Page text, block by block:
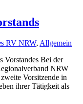
RV NRW, Allgemein
Vorstandes Bei der
NRW
Vorsitzende in
ihrer Tätigkeit als